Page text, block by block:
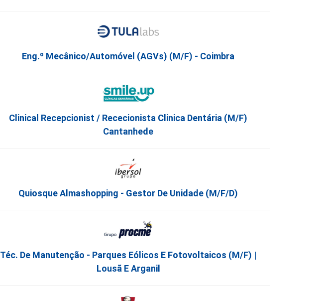
Eng.º Mecânico/Automóvel (AGVs) (m/f) - Coimbra
Clinical Recepcionist / Rececionista Clinica Dentária (M/F)
Cantanhede
Quiosque Almashopping - Gestor De Unidade (m/f/d)
Téc. De Manutenção - Parques Eólicos E Fotovoltaicos (m/f) |
Lousã E Arganil